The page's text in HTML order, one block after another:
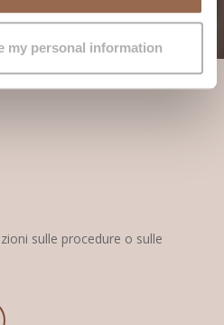
my personal information
sulle procedure o sulle